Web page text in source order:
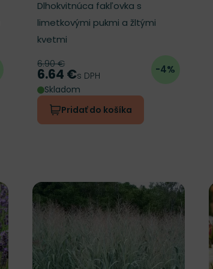
Dlhokvitnúca fakľovka s
limetkovými pukmi a žltými
kvetmi
Pôvodná cena
6.90 €
Cena
6.64 €s DPH -4%
Skladom
Pridať do košíka